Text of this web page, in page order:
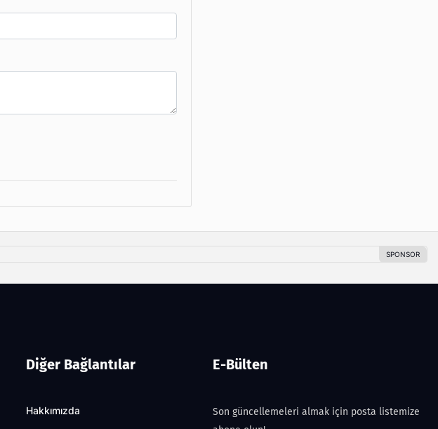
Diğer Bağlantılar
Hakkımızda
E-Bülten
Son güncellemeleri almak için posta listemize